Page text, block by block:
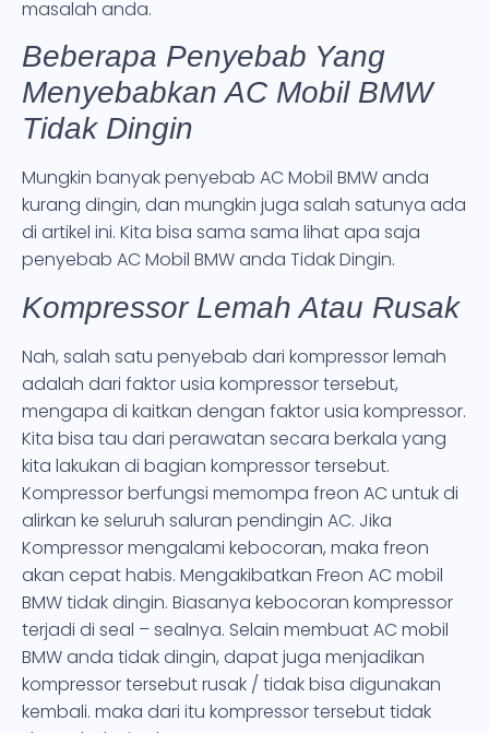
masalah anda.
Beberapa Penyebab Yang
Menyebabkan AC Mobil BMW
Tidak Dingin
Mungkin banyak penyebab AC Mobil BMW anda
kurang dingin, dan mungkin juga salah satunya ada
di artikel ini. Kita bisa sama sama lihat apa saja
penyebab AC Mobil BMW anda Tidak Dingin.
Kompressor Lemah Atau Rusak
Nah, salah satu penyebab dari kompressor lemah
adalah dari faktor usia kompressor tersebut,
mengapa di kaitkan dengan faktor usia kompressor.
Kita bisa tau dari perawatan secara berkala yang
kita lakukan di bagian kompressor tersebut.
Kompressor berfungsi memompa freon AC untuk di
alirkan ke seluruh saluran pendingin AC. Jika
Kompressor mengalami kebocoran, maka freon
akan cepat habis. Mengakibatkan Freon AC mobil
BMW tidak dingin. Biasanya kebocoran kompressor
terjadi di seal – sealnya. Selain membuat AC mobil
BMW anda tidak dingin, dapat juga menjadikan
kompressor tersebut rusak / tidak bisa digunakan
kembali. maka dari itu kompressor tersebut tidak